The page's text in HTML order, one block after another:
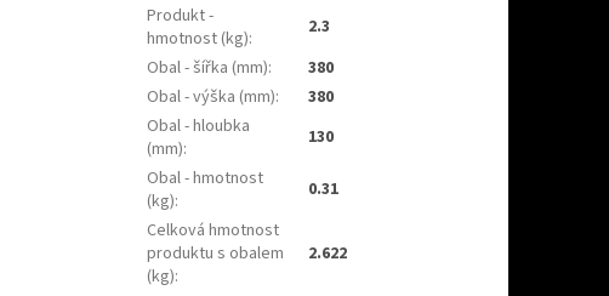
Produkt -
hmotnost (kg):
2.3
Obal - šířka (mm):
380
Obal - výška (mm):
380
Obal - hloubka
(mm):
130
Obal - hmotnost
(kg):
0.31
Celková hmotnost
produktu s obalem
(kg):
2.622